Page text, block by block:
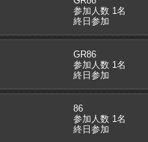
参加人数 1名
終日参加
GR86
参加人数 1名
終日参加
86
参加人数 1名
終日参加